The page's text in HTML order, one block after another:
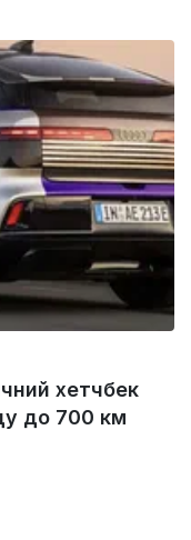
хетчбек
до 700 км